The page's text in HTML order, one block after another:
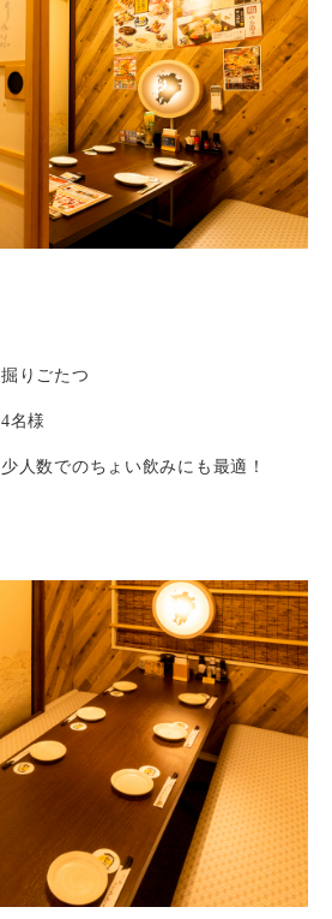
掘りごたつ
4名様
少人数でのちょい飲みにも最適！